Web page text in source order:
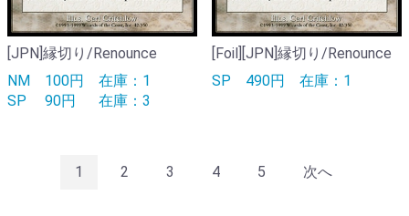
[JPN]縁切り/Renounce
NM 100円 在庫：1
SP
90円 在庫：3
[Foil][JPN]縁切り/Renounce
SP 490円 在庫：1
1 2 3 4 5 次へ